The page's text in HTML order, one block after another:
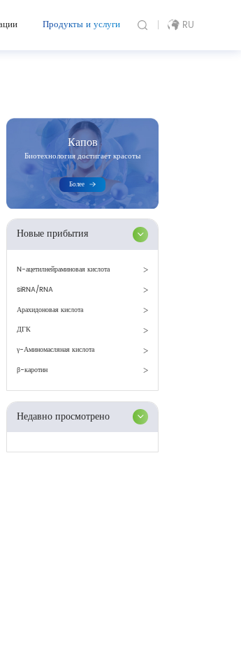
Продукты и услуги RU
Капов
Биотехнология достигает красоты
Более
Новые прибытия
N-ацетилнейраминовая кислота
siRNA/RNA
Арахидоновая кислота
ДГК
γ-Аминомасляная кислота
β-каротин
Недавно просмотрено